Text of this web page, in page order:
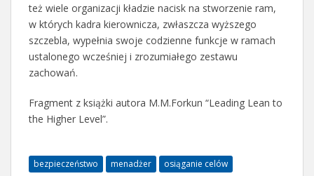
też wiele organizacji kładzie nacisk na stworzenie ram,
w których kadra kierownicza, zwłaszcza wyższego
szczebla, wypełnia swoje codzienne funkcje w ramach
ustalonego wcześniej i zrozumiałego zestawu
zachowań.
Fragment z książki autora M.M.Forkun “Leading Lean to
the Higher Level”.
bezpieczeństwo menadżer osiąganie celów